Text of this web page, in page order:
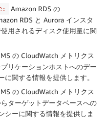
Amazon RDS の
RDS と Aurora インスタ
用されるディスク使用量に関
の CloudWatch メトリクス
リケーションホストへのデー
に関する情報を提供します。
の CloudWatch メトリクス
ターゲットデータベースへの
シーに関する情報を提供しま